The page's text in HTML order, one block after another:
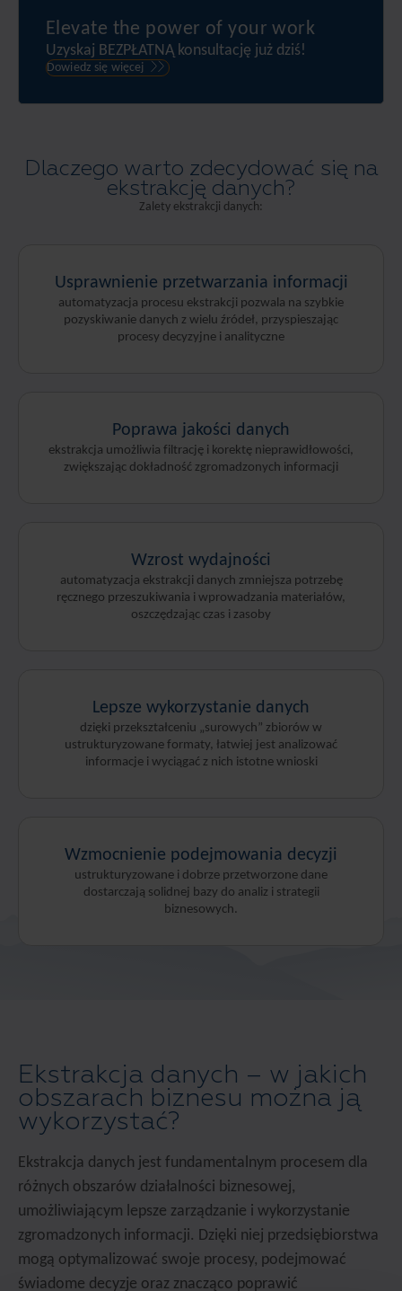
i
centralizacja
informacji
wykorzystuj
potencjał
swoich
i
bezpiecznej
Elevate the power of your work
Uzyskaj BEZPŁATNĄ konsultację już dziś!
Dowiedz się więcej
Dlaczego warto zdecydować się na
ekstrakcję danych?
Zalety ekstrakcji danych:
Usprawnienie przetwarzania informacji
automatyzacja procesu ekstrakcji pozwala na szybkie
pozyskiwanie danych z wielu źródeł, przyspieszając
procesy decyzyjne i analityczne
Poprawa jakości danych
ekstrakcja umożliwia filtrację i korektę nieprawidłowości,
zwiększając dokładność zgromadzonych informacji
Wzrost wydajności
automatyzacja ekstrakcji danych zmniejsza potrzebę
ręcznego przeszukiwania i wprowadzania materiałów,
oszczędzając czas i zasoby
Lepsze wykorzystanie danych
dzięki przekształceniu „surowych” zbiorów w
ustrukturyzowane formaty, łatwiej jest analizować
informacje i wyciągać z nich istotne wnioski
Wzmocnienie podejmowania decyzji
ustrukturyzowane i dobrze przetworzone dane
dostarczają solidnej bazy do analiz i strategii
biznesowych.
Ekstrakcja danych – w jakich
obszarach biznesu można ją
wykorzystać?
Ekstrakcja danych jest fundamentalnym procesem dla
różnych obszarów działalności biznesowej,
umożliwiającym lepsze zarządzanie i wykorzystanie
zgromadzonych informacji. Dzięki niej przedsiębiorstwa
mogą optymalizować swoje procesy, podejmować
świadome decyzje oraz znacząco poprawić